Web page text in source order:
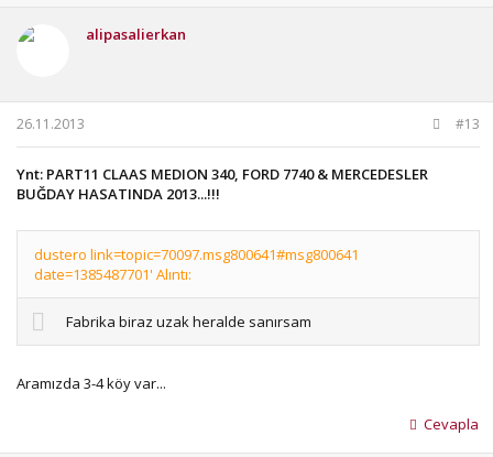
alipasalierkan
26.11.2013 #13
Ynt: PART11 CLAAS MEDION 340, FORD 7740 & MERCEDESLER
BUĞDAY HASATINDA 2013...!!!
dustero link=topic=70097.msg800641#msg800641
date=1385487701' Alıntı:
Fabrika biraz uzak heralde sanırsam
Aramızda 3-4 köy var...
Cevapla